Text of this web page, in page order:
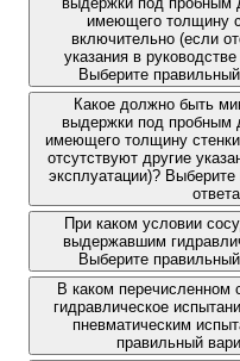
имеющего толщину
включительно (если
указания в
Выберите правильный
Какое должно быть
выдержки под пробным
имеющего толщину
отсутствуют другие
эксплуатации)?
ответа.
При каком условии
выдержавшим
Выберите правильный
В каком перечисленном
гидравлическое
пневматическим
правильный